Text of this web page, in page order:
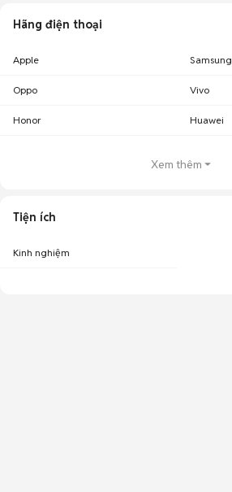
Hãng điện thoại
Apple Samsung
Oppo Vivo
Honor Huawei
Xem thêm
Tiện ích
Kinh nghiệm